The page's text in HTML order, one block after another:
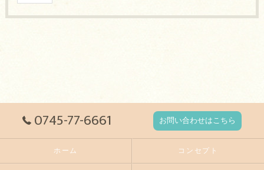
0745-77-6661 お問い合わせはこちら
ホーム コンセプト